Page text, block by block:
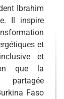
Ibrahim
Il inspire
et
et
que la
Faso